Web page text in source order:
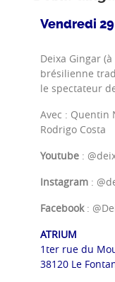
Vendredi
Deixa Gingar
brésilienne
le spectateur
Avec : Quentin
Rodrigo Costa
Youtube :
Instagram :
Facebook:
ATRIUM
1ter rue du
38120 Le